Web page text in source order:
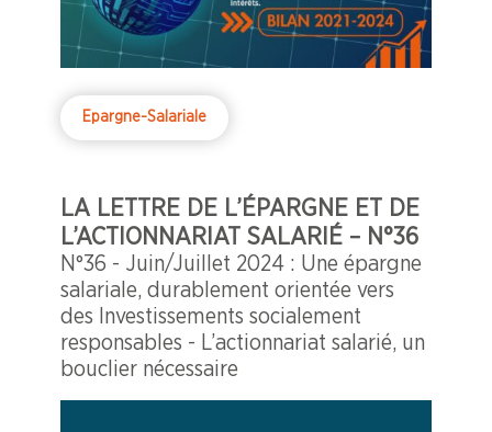
Epargne-Salariale
LA LETTRE DE L’ÉPARGNE ET DE
L’ACTIONNARIAT SALARIÉ – N°36
N°36 - Juin/Juillet 2024 : Une épargne
salariale, durablement orientée vers
des Investissements socialement
responsables - L’actionnariat salarié, un
bouclier nécessaire